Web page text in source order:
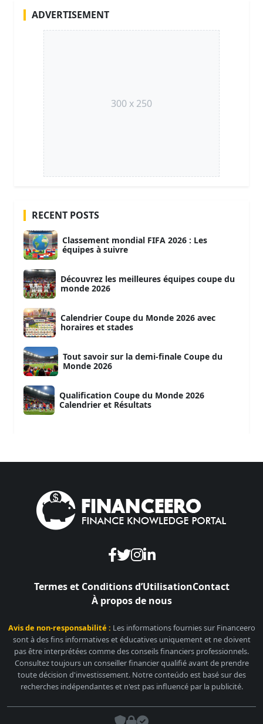
ADVERTISEMENT
300 x 250
RECENT POSTS
Classement mondial FIFA 2026 : Les
équipes à suivre
Découvrez les meilleures équipes coupe du
monde 2026
Calendrier Coupe du Monde 2026 avec
horaires et stades
Tout savoir sur la demi-finale Coupe du
Monde 2026
Qualification Coupe du Monde 2026
Calendrier et Résultats
Termes et Conditions d’UtilisationContact
À propos de nous
Avis de non-responsabilité : Les informations fournies sur Financeero
sont à des fins informatives et éducatives uniquement et ne doivent
pas être interprétées comme des conseils financiers professionnels.
Consultez toujours un conseiller financier qualifié avant de prendre
toute décision d'investissement. Notre conteúdo est basé sur des
recherches indépendantes et n'est pas influencé par la publicité.